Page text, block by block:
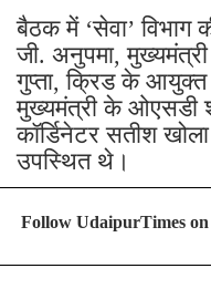
बैठक में ‘सेवा’ विभाग
जी. अनुपमा,
गुप्ता, क्रिड के
मुख्यमंत्री के ओएसडी
कॉर्डिनेटर सतीश
उपस्थित थे।
Follow UdaipurTimes on